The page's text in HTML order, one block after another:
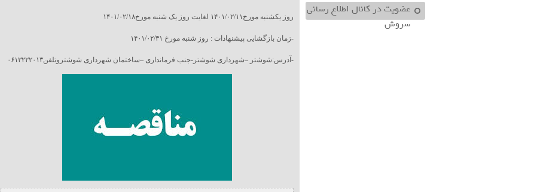
عضویت در کانال اطلاع رسانی
سروش
روز یکشنبه مورخ۱۴۰۱/۰۲/۱۱ لغایت روز یک شنبه مورخ۱۴۰۱/۰۲/۱۸
-زمان بازگشایی پیشنهادات : روز شنبه مورخ ۱۴۰۱/۰۲/۳۱
-آدرس:شوشتر –شهرداری شوشتر-جنب فرمانداری –ساختمان شهرداری شوشتروتلفن۰۶۱۳۲۲۲۰۱۳